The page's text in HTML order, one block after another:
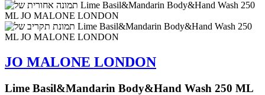
JO MALONE LONDON
Lime Basil&Mandarin Body&Hand Wash 250 ML